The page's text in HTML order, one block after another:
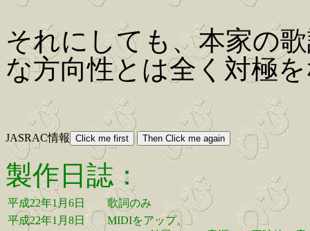
それにしても、本家の
な方向性とは全く対極
JASRAC情報
製作日誌：
平成22年1月6日
歌詞のみ
平成22年1月8日
MIDIをアップ。